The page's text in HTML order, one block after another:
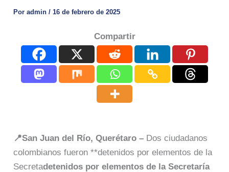
Poradmin/ 16 de febrero de 2025
Compartir
📍San Juan del Río, Querétaro – Dos ciudadanos
colombianos fueron **detenidos por elementos de la
Secretadetenidos por elementos de la Secretaría